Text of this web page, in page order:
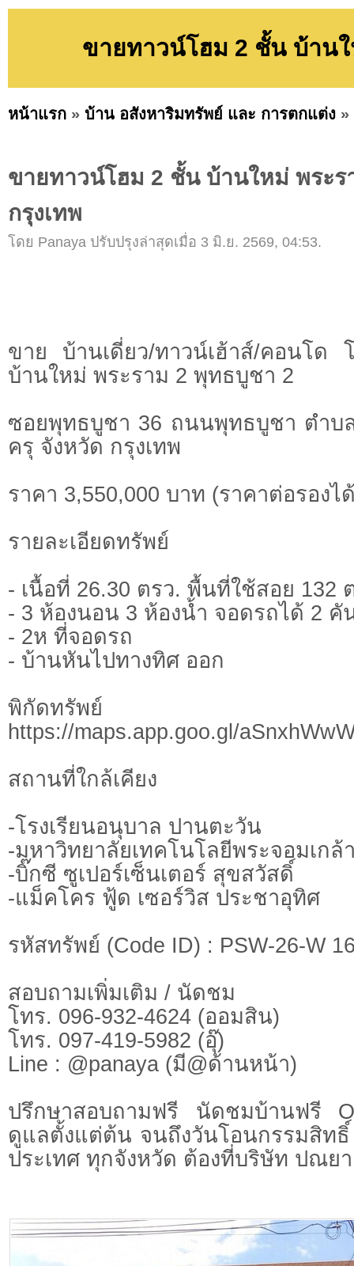
ขายทาวน์โฮม 2 ชั้น บ้าน
หน้าแรก » บ้าน อสังหาริมทรัพย์ และ การตกแต่ง »
ขายทาวน์โฮม 2 ชั้น บ้านใหม่ พระ
กรุงเทพ
โดย Panaya ปรับปรุงล่าสุดเมื่อ 3 มิ.ย. 2569, 04:53.
ขาย บ้านเดี่ยว/ทาวน์เฮ้าส์/คอนโด
บ้านใหม่ พระราม 2 พุทธบูชา 2
ซอยพุทธบูชา 36 ถนนพุทธบูชา ตำบ
ครุ จังหวัด กรุงเทพ
ราคา 3,550,000 บาท (ราคาต่อรองไ
รายละเอียดทรัพย์
- เนื้อที่ 26.30 ตรว. พื้นที่ใช้สอย 132
- 3 ห้องนอน 3 ห้องน้ำ จอดรถได้ 2 คั
- 2ห ที่จอดรถ
- บ้านหันไปทางทิศ ออก
พิกัดทรั
https://maps.app.goo.gl/
สถานที่ใกล้เคียง
-โรงเรียนอนุบาล ปานตะวัน
-มหาวิทยาลัยเทคโนโลยีพระจอมเกล้
-บิ๊กซี ซูเปอร์เซ็นเตอร์ สุขสวัสดิ์
-แม็คโคร ฟู้ด เซอร์วิส ประชาอุทิศ
รหัสทรัพย์ (Code ID) : PSW-26-W
สอบถามเพิ่มเติม / นัดชม
โทร. 096-932-4624 (ออมสิน)
โทร. 097-419-5982 (อุ๊)
Line : @panaya (มี@ด้านหน้า)
ปรึกษาสอบถามฟรี นัดชมบ้านฟรี
ดูแลตั้งแต่ต้น จนถึงวันโอนกรรมสิท
ประเทศ ทุกจังหวัด ต้องที่บริษัท ปณย